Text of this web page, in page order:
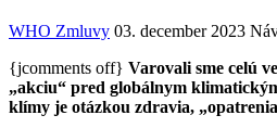
WHO Zmluvy 03. december 2023
{jcomments off} Varovali sme celú
„akciu“ pred globálnym
klímy je otázkou zdravia,